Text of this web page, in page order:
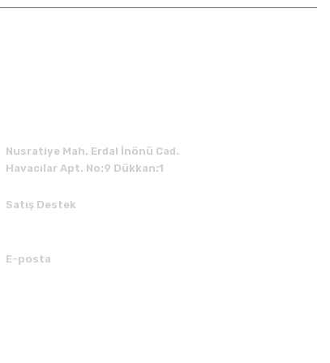
Nusratiye Mah. Erdal İnönü Cad.
Havacılar Apt. No:9 Dükkan:1
Satış Destek
E-posta